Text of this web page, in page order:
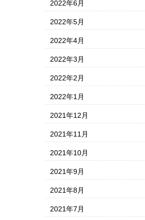
2022年6月
2022年5月
2022年4月
2022年3月
2022年2月
2022年1月
2021年12月
2021年11月
2021年10月
2021年9月
2021年8月
2021年7月